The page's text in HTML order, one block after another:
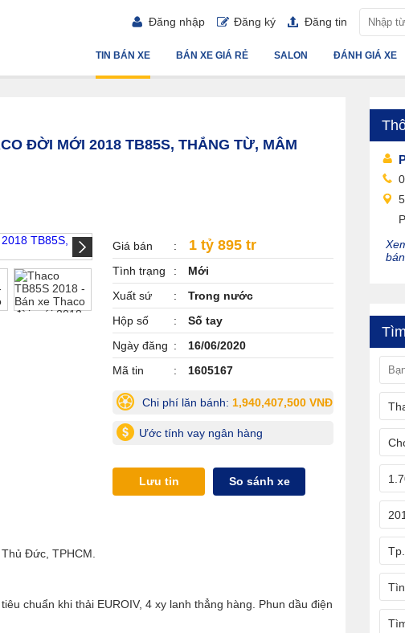
Đăng nhập Đăng ký Đăng tin
ĐÁNH GIÁ XE
SALON
BÁN XE GIÁ RẺ
TIN BÁN XE
ĐỜI MỚI 2018 TB85S, THẮNG TỪ, MÂM
Giá bán 1 tỷ 895 tr
Tình trạng
Mới
Xuất sứ
Trong nước
Hộp số
Số tay
Ngày đăng
16/06/2020
Mã tin
1605167
Chi phí lăn bánh: 1,940,407,500 VNĐ
Ước tính vay ngân hàng
Lưu tin So sánh xe
Đức, TPHCM.
chuẩn khi thải EUROIV, 4 xy lanh thẳng hàng. Phun dầu điện